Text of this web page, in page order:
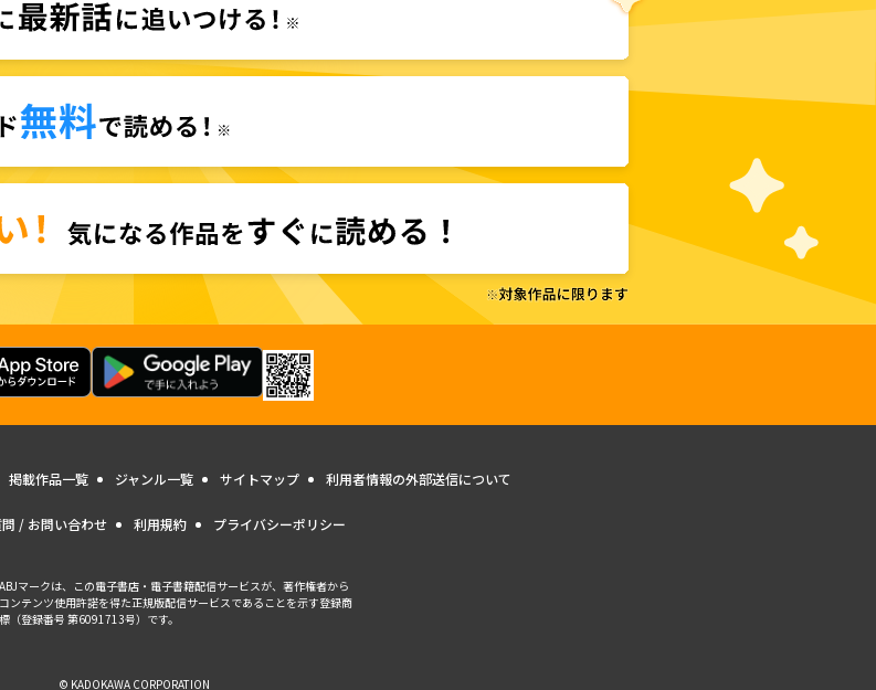
掲載作品一覧 ジャンル一覧 サイトマップ 利用者情報の外部送信について
/ お問い合わせ 利用規約 プライバシーポリシー
ABJマークは、この電子書店・電子書籍配信サービスが、著作権者から
コンテンツ使用許諾を得た正規版配信サービスであることを示す登録商
標（登録番号 第6091713号）です。
© KADOKAWA CORPORATION